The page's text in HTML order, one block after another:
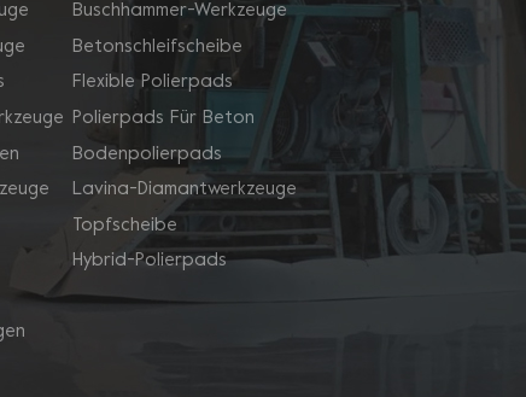
Buschhammer-Werkzeuge
Betonschleifscheibe
Flexible Polierpads
Polierpads Für Beton
Bodenpolierpads
Lavina-Diamantwerkzeuge
Topfscheibe
Hybrid-Polierpads